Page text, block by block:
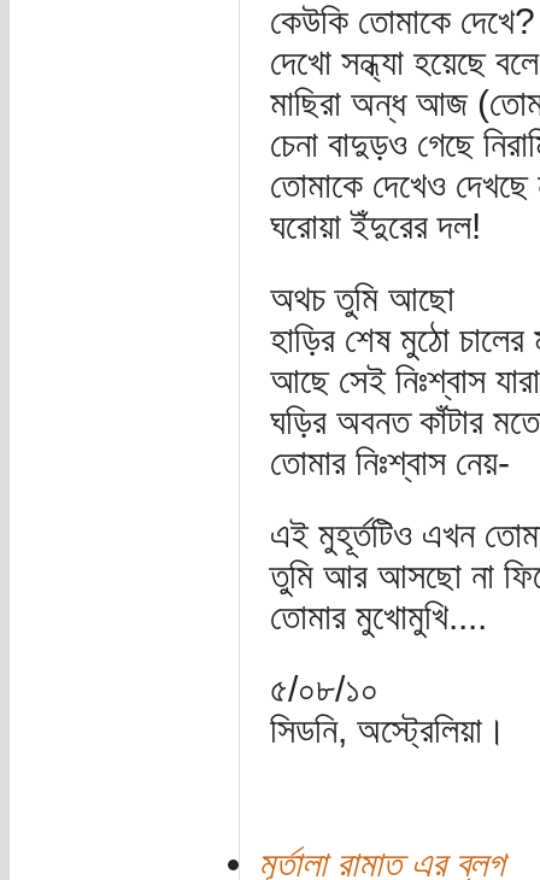
কেউকি তোমাকে দেখে?
দেখো সন্ধ্যা হয়েছে বলে
মাছিরা অন্ধ আজ
চেনা বাদুড়ও গেছে
তোমাকে দেখেও দেখছে
ঘরোয়া ইঁদুরের দল!
অথচ তুমি আছো
হাড়ির শেষ মুঠো
আছে সেই নিঃশ্বাস যারা
ঘড়ির অবনত কাঁটার
তোমার নিঃশ্বাস নেয়-
এই মুহূর্তটিও এখন
তুমি আর আসছো না
তোমার মুখোমুখি....
৫/০৮/১০
সিডনি, অস্ট্রেলিয়া।
মূর্তালা রামাত এর ব্লগ